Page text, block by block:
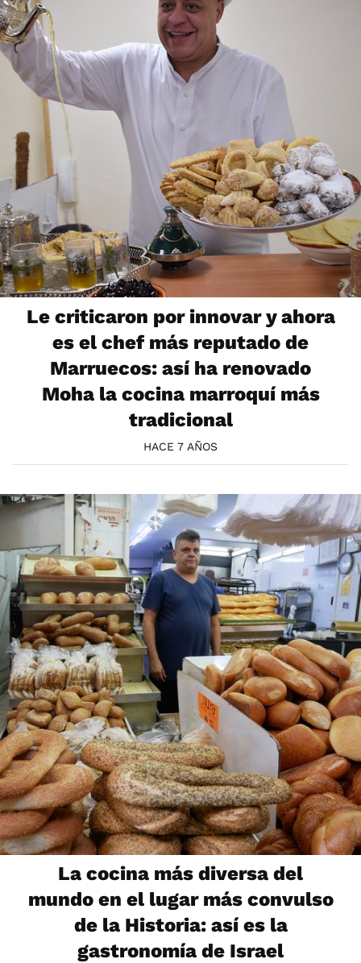
Le criticaron por innovar y ahora
es el chef más reputado de
Marruecos: así ha renovado
Moha la cocina marroquí más
tradicional
HACE 7 AÑOS
La cocina más diversa del
mundo en el lugar más convulso
de la Historia: así es la
gastronomía de Israel